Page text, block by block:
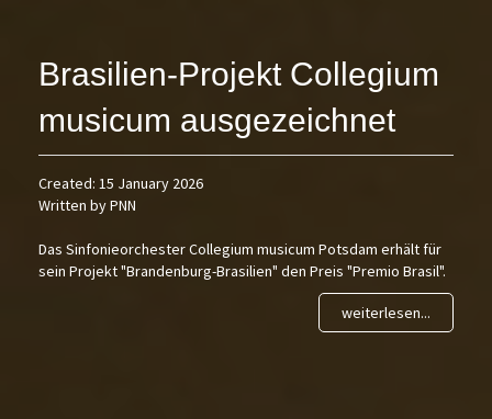
Brasilien-Projekt Collegium
musicum ausgezeichnet
Created: 15 January 2026
Written by PNN
Das Sinfonieorchester Collegium musicum Potsdam erhält für
sein Projekt "Brandenburg-Brasilien" den Preis "Premio Brasil".
weiterlesen...